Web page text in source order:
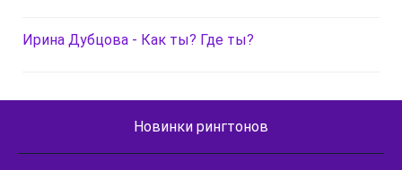
Ирина Дубцова - Как ты? Где ты?
Новинки рингтонов